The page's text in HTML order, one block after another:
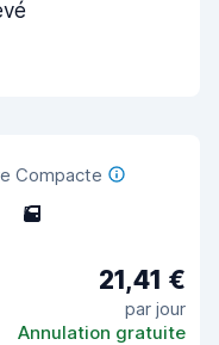
Compacte
5
21,41 €
par jour
Annulation gratuite